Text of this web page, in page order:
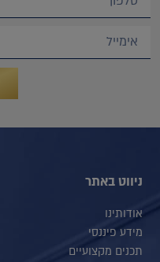
ניווט באתר
אודותינו
מידע פיננסי
תכנים מקצועיים